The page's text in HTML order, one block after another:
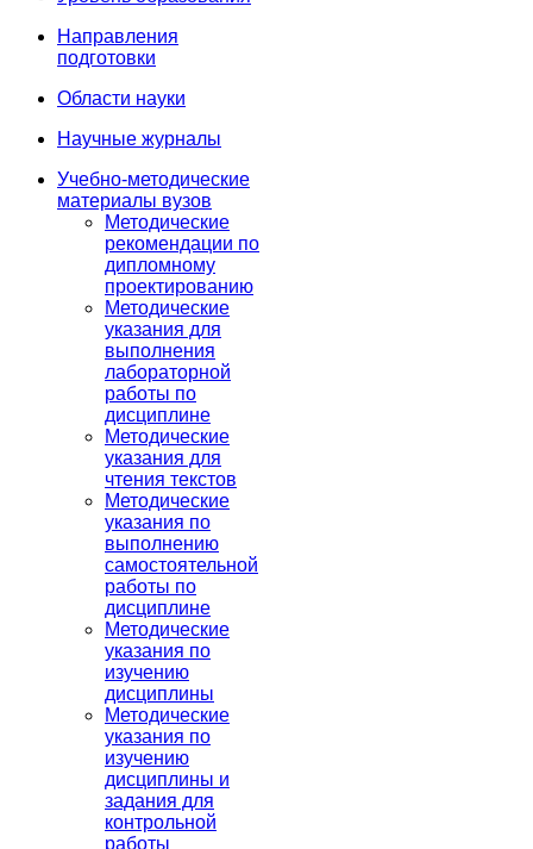
Направления
подготовки
Области науки
Научные журналы
Учебно-методические
материалы вузов
Методические
рекомендации по
дипломному
проектированию
Методические
указания для
выполнения
лабораторной
работы по
дисциплине
Методические
указания для
чтения текстов
Методические
указания по
выполнению
самостоятельной
работы по
дисциплине
Методические
указания по
изучению
дисциплины
Методические
указания по
изучению
дисциплины и
задания для
контрольной
работы